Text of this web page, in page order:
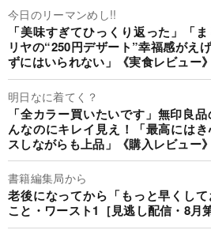
今日のリーマンめし!!
「美味すぎてひっくり返った」「
リヤの“250円デザート”幸福感がえ
ずにはいられない」《実食レビュー》
明日なに着てく？
「全カラー買いたいです」無印良
んなのにキレイ見え！「最高には
スしながらも上品」《購入レビュー》
書籍編集局から
老後になってから「もっと早くし
こと・ワースト1［見逃し配信・8月